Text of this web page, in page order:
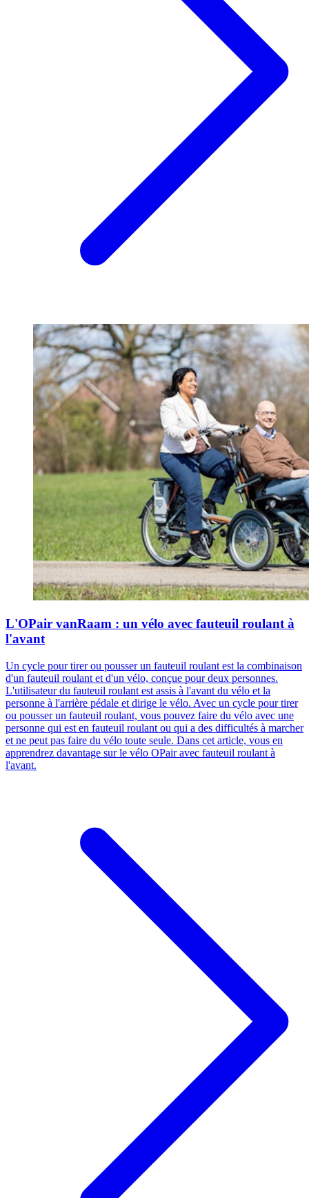
L'OPair vanRaam : un vélo avec fauteuil roulant à
l'avant
Un cycle pour tirer ou pousser un fauteuil roulant est la combinaison
d'un fauteuil roulant et d'un vélo, conçue pour deux personnes.
L'utilisateur du fauteuil roulant est assis à l'avant du vélo et la
personne à l'arrière pédale et dirige le vélo. Avec un cycle pour tirer
ou pousser un fauteuil roulant, vous pouvez faire du vélo avec une
personne qui est en fauteuil roulant ou qui a des difficultés à marcher
et ne peut pas faire du vélo toute seule. Dans cet article, vous en
apprendrez davantage sur le vélo OPair avec fauteuil roulant à
l'avant.